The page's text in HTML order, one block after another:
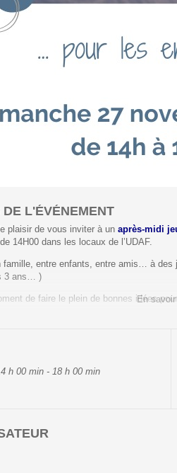
En
DE L'ÉVÉNEMENT
plaisir de vous inviter à unaprès-midi
14H00 dans les locaux de l’UDAF.
famille, entre enfants, entre amis… à
3 ans… )
de faire le plein de bonnes idées
h 00 min - 18 h 00 min